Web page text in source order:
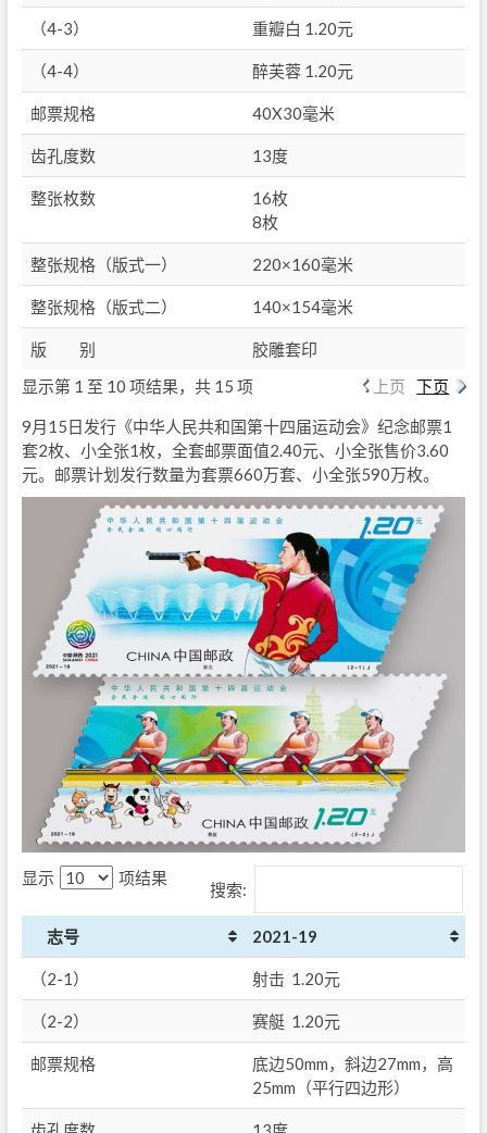
（4-3） 重瓣白 1.20元
（4-4） 醉芙蓉 1.20元
邮票规格 40X30毫米
齿孔度数 13度
整张枚数
16枚
8枚
整张规格（版式一） 220×160毫米
整张规格（版式二） 140×154毫米
版 别
胶雕套印
显示第 1 至 10 项结果，共 15 项
上页 下页
9月15日发行《中华人民共和国第十四届运动会》纪念邮票1
套2枚、小全张1枚，全套邮票面值2.40元、小全张售价3.60
元。邮票计划发行数量为套票660万套、小全张590万枚。
显示 项结果
搜索:
志号 2021-19
（2-1） 射击 1.20元
（2-2） 赛艇 1.20元
邮票规格
底边50mm，斜边27mm，高
25mm（平行四边形）